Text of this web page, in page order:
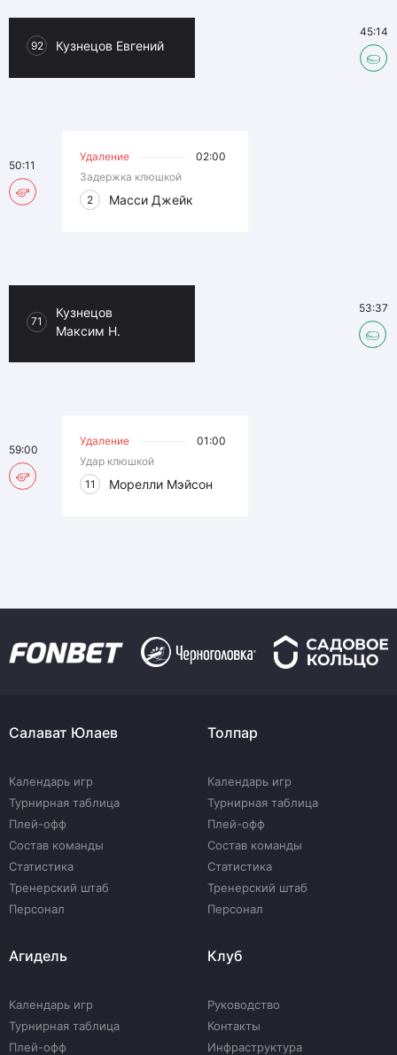
92 Кузнецов Евгений
45:14
Удаление
02:00
Задержка клюшкой
2
Масси Джейк
50:11
71
Кузнецов
Максим Н.
53:37
Удаление
01:00
Удар клюшкой
11
Морелли Мэйсон
59:00
Салават Юлаев
Календарь игр
Турнирная таблица
Плей-офф
Состав команды
Статистика
Тренерский штаб
Персонал
Толпар
Календарь игр
Турнирная таблица
Плей-офф
Состав команды
Статистика
Тренерский штаб
Персонал
Агидель
Календарь игр
Турнирная таблица
Плей-офф
Клуб
Руководство
Контакты
Инфраструктура